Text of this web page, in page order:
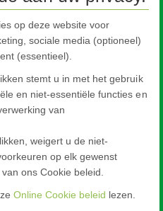
op deze website voor
sociale media (optioneel)
(essentieel).
stemt u in met het gebruik
en niet-essentiële functies en
van
weigert u de niet-
op elk gewenst
ons Cookie beleid.
Online Cookie beleid lezen.